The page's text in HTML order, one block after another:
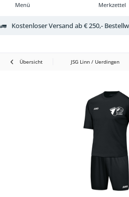
Kostenloser Versand ab € 250,-
Merkzettel
Menü
Übersicht JSG Linn / Uerdingen